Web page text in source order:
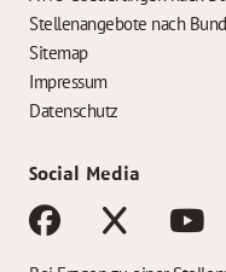
Stellenangebote nach
Sitemap
Impressum
Datenschutz
Social Media